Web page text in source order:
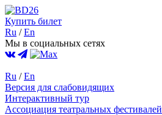
Купить билет
Ru /En
Мы в социальных сетях
Ru / En
Версия для слабовидящих
Интерактивный тур
Ассоциация театральных фестивалей